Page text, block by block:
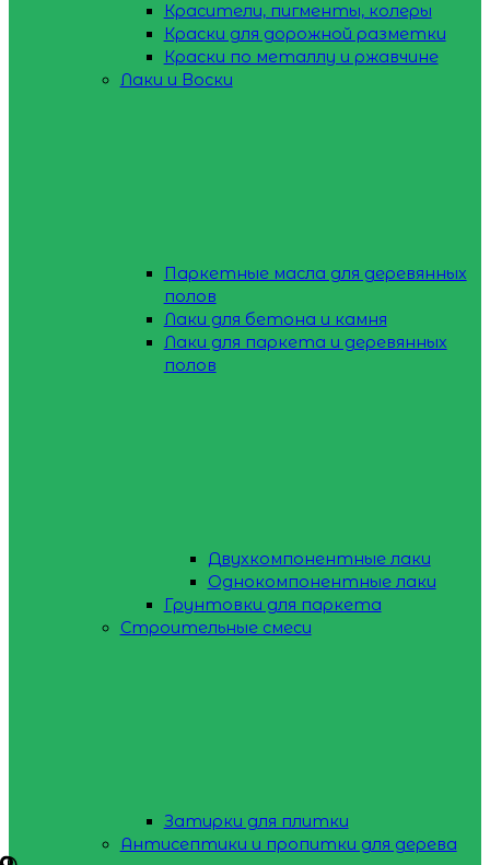
Красители, пигменты, колеры
Краски для дорожной разметки
Краски по металлу и ржавчине
Лаки и Воски
Паркетные масла для деревянных
полов
Лаки для бетона и камня
Лаки для паркета и деревянных
полов
Двухкомпонентные лаки
Однокомпонентные лаки
Грунтовки для паркета
Строительные смеси
Затирки для плитки
Антисептики и пропитки для дерева